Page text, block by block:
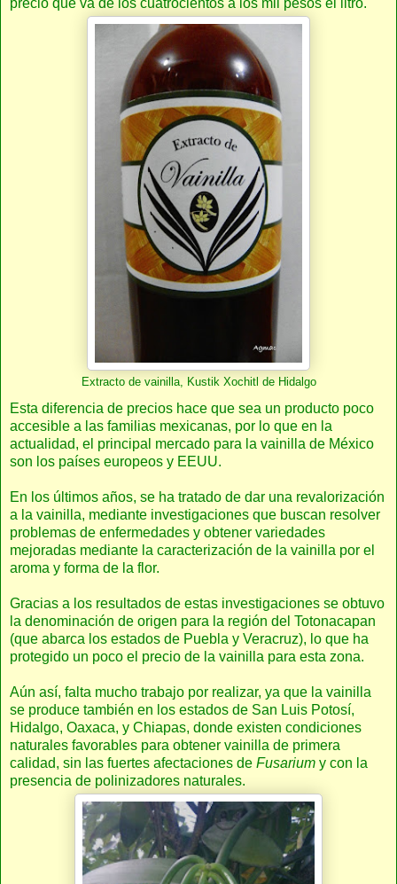
precio que va de los cuatrocientos a los mil pesos el litro.
Extracto de vainilla, Kustik Xochitl de Hidalgo
Esta diferencia de precios hace que sea un producto poco
accesible a las familias mexicanas, por lo que en la
actualidad, el principal mercado para la vainilla de México
son los países europeos y EEUU.
En los últimos años, se ha tratado de dar una revalorización
a la vainilla, mediante investigaciones que buscan resolver
problemas de enfermedades y obtener variedades
mejoradas mediante la caracterización de la vainilla por el
aroma y forma de la flor.
Gracias a los resultados de estas investigaciones se obtuvo
la denominación de origen para la región del Totonacapan
(que abarca los estados de Puebla y Veracruz), lo que ha
protegido un poco el precio de la vainilla para esta zona.
Aún así, falta mucho trabajo por realizar, ya que la vainilla
se produce también en los estados de San Luis Potosí,
Hidalgo, Oaxaca, y Chiapas, donde existen condiciones
naturales favorables para obtener vainilla de primera
calidad, sin las fuertes afectaciones de Fusarium y con la
presencia de polinizadores naturales.